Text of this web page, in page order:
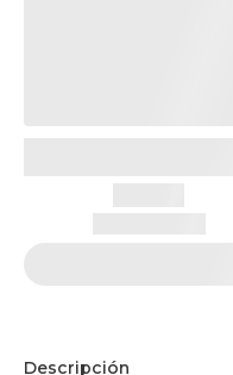
Descripción